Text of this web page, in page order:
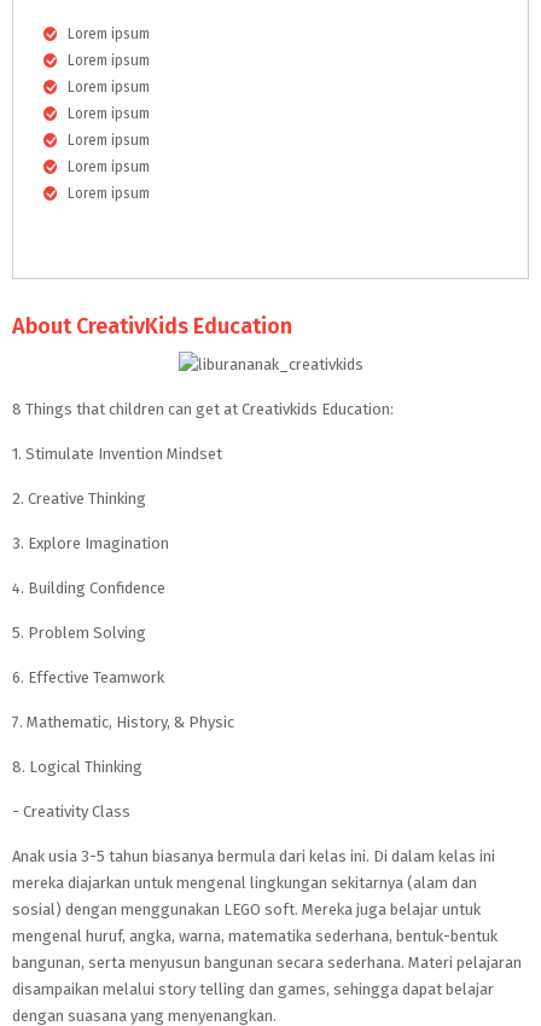
Lorem ipsum
Lorem ipsum
Lorem ipsum
Lorem ipsum
Lorem ipsum
Lorem ipsum
Lorem ipsum
About CreativKids Education
8 Things that children can get at Creativkids Education:
1. Stimulate Invention Mindset
2. Creative Thinking
3. Explore Imagination
4. Building Confidence
5. Problem Solving
6. Effective Teamwork
7. Mathematic, History, & Physic
8. Logical Thinking
- Creativity Class
Anak usia 3-5 tahun biasanya bermula dari kelas ini. Di dalam kelas ini
mereka diajarkan untuk mengenal lingkungan sekitarnya (alam dan
sosial) dengan menggunakan LEGO soft. Mereka juga belajar untuk
mengenal huruf, angka, warna, matematika sederhana, bentuk-bentuk
bangunan, serta menyusun bangunan secara sederhana. Materi pelajaran
disampaikan melalui story telling dan games, sehingga dapat belajar
dengan suasana yang menyenangkan.